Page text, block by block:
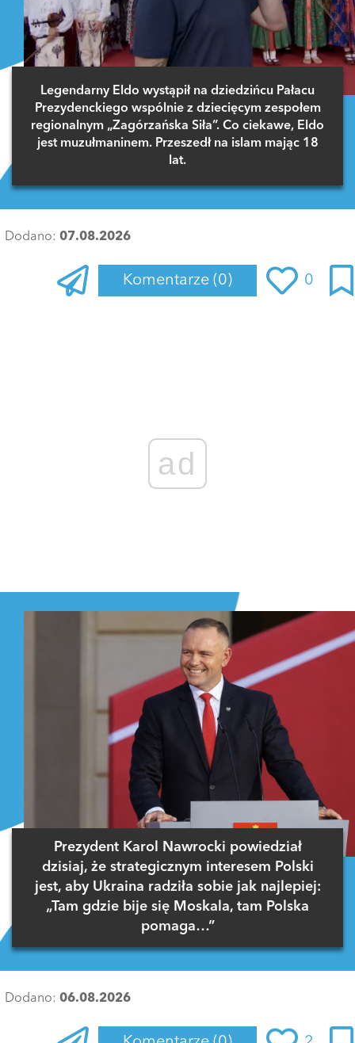
Legendarny Eldo wystąpił na dziedzińcu Pałacu
Prezydenckiego wspólnie z dziecięcym zespołem
regionalnym „Zagórzańska Siła”. Co ciekawe, Eldo
jest muzułmaninem. Przeszedł na islam mając 18
lat.
Dodano: 07.08.2026
Komentarze (0) 0
ad
Prezydent Karol Nawrocki powiedział
dzisiaj, że strategicznym interesem Polski
jest, aby Ukraina radziła sobie jak najlepiej:
„Tam gdzie bije się Moskala, tam Polska
pomaga…”
Dodano: 06.08.2026